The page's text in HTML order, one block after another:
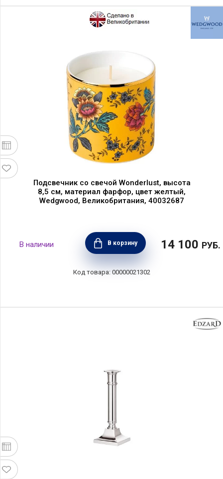
Подсвечник со свечой Wonderlust, высота
8,5 см, материал фарфор, цвет желтый,
Wedgwood, Великобритания, 40032687
В корзину 14 100 РУБ.
00000021302